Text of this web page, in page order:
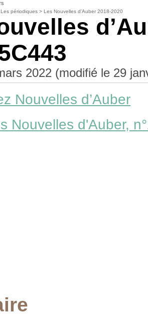
Les périodiques >Les Nouvelles d’Auber 2018-2020
2022 (modifié le 29
Nouvelles d’Auber
Nouvelles d'Auber,